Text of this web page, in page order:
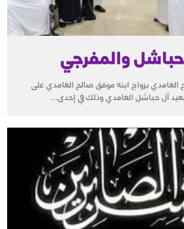
حباشل والمفرجي
الغامدي بزواج ابنه موفق صالح الغامدي على
آل حباشل الغامدي وذلك في إحدى...